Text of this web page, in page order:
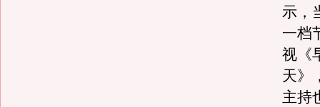
示，
一档
视《
天》
主持